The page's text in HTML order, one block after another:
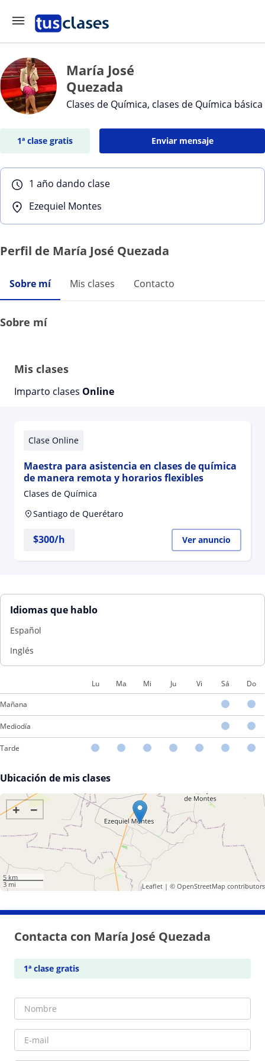
María José
Quezada
Clases de Química, clases de Química básica
1ª clase gratis Enviar mensaje
1 año dando clase
Ezequiel Montes
Perfil de María José Quezada
Sobre mí Mis clases Contacto
Sobre mí
Mis clases
Imparto clases Online
Clase Online
Maestra para asistencia en clases de química
de manera remota y horarios flexibles
Clases de Química
Santiago de Querétaro
$300/h Ver anuncio
Idiomas que hablo
Español
Inglés
Lu Ma Mi Ju Vi Sá Do
Mañana
Mediodía
Tarde
Ubicación de mis clases
+ −
5 km
3 mi
Leaflet| © OpenStreetMap contributors
Contacta con María José Quezada
1ª clase gratis